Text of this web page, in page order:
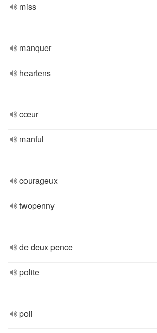
miss
manquer
heartens
cœur
manful
courageux
twopenny
de deux pence
polite
poli